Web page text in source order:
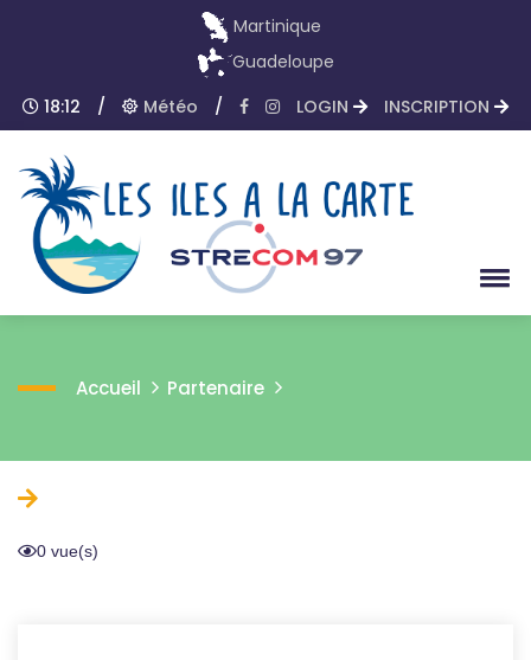
Martinique
Guadeloupe
18:12
/ Météo / LOGIN INSCRIPTION
Accueil Partenaire
0 vue(s)